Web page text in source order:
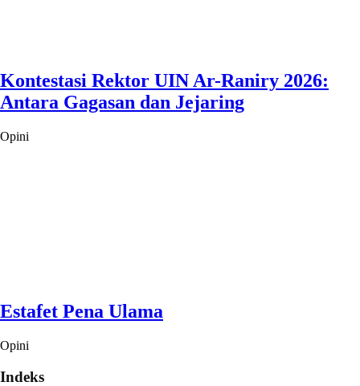
Kontestasi Rektor UIN Ar-Raniry 2026:
Antara Gagasan dan Jejaring
Opini
Estafet Pena Ulama
Opini
Indeks